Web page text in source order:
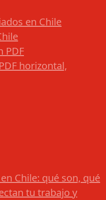
en Chile
PDF
horizontal,
Chile: qué son, qué
tu trabajo y